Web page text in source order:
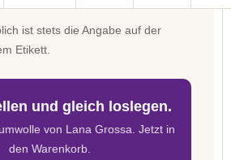
ist stets die Angabe auf der
Etikett.
und gleich loslegen.
von Lana Grossa. Jetzt in
den Warenkorb.